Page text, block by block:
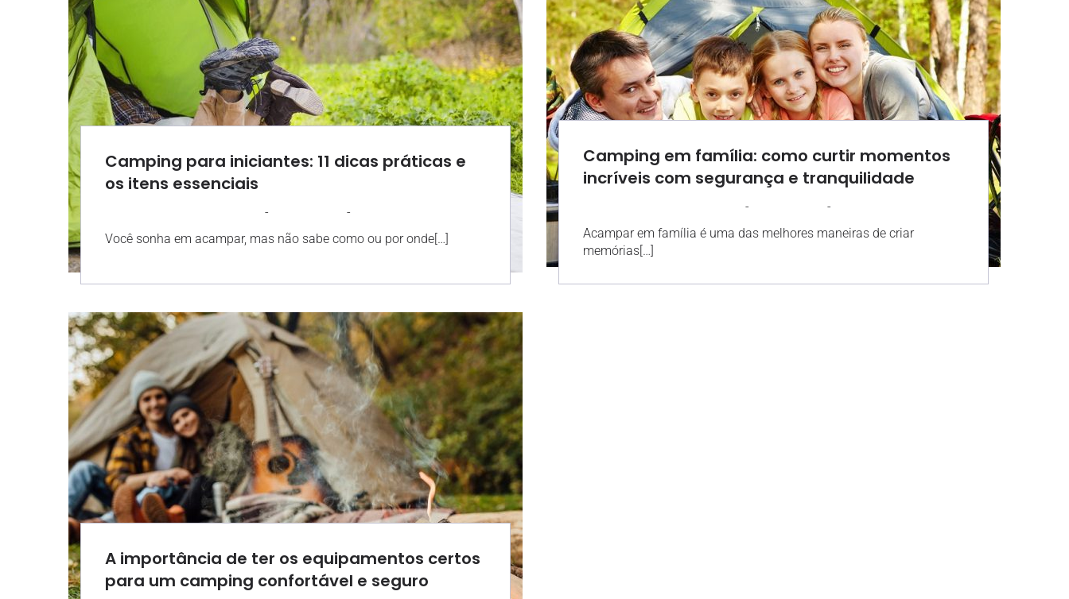
Camping em família: como curtir momentos
incríveis com segurança e tranquilidade
- -
Acampar em família é uma das melhores maneiras de criar
memórias[…]
Camping para iniciantes: 11 dicas práticas e
os itens essenciais
- -
Você sonha em acampar, mas não sabe como ou por onde[…]
A importância de ter os equipamentos certos
para um camping confortável e seguro